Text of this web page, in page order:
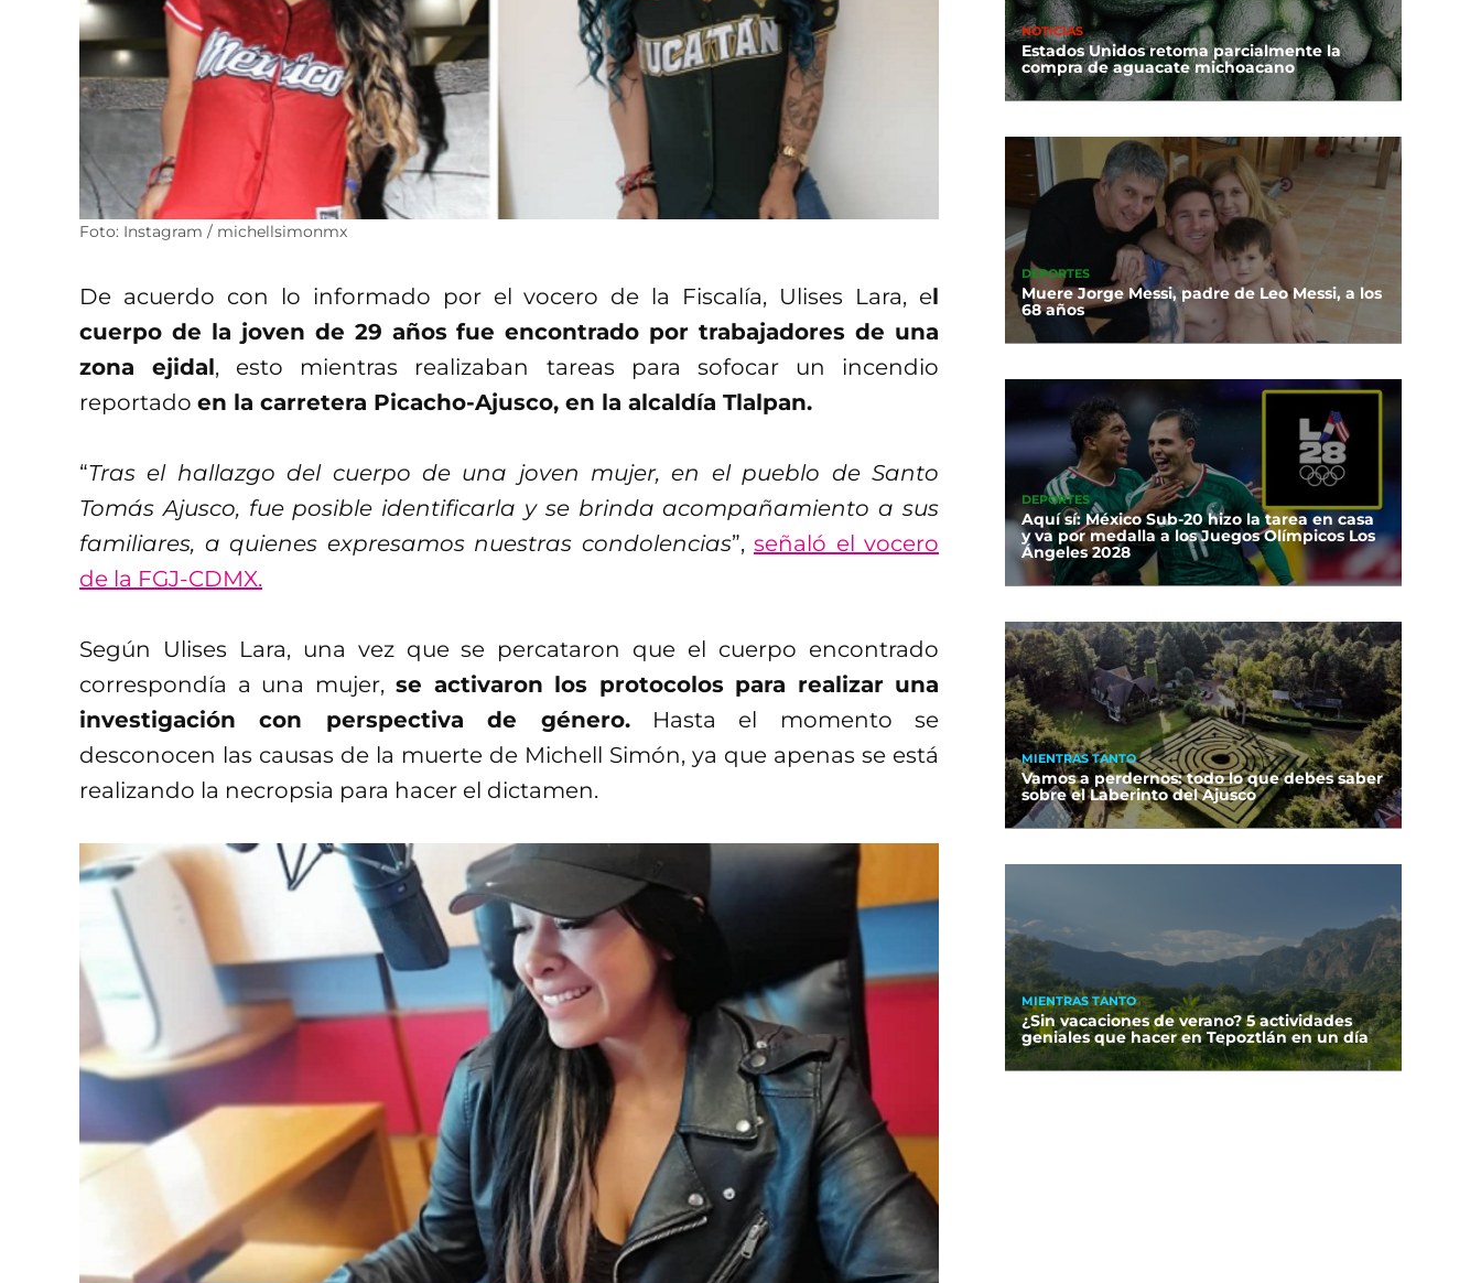
Foto: Instagram / michellsimonmx
De acuerdo con lo informado por el vocero de la Fiscalía, Ulises Lara, el
cuerpo de la joven de 29 años fue encontrado por trabajadores de una
zona ejidal, esto mientras realizaban tareas para sofocar un incendio
reportado en la carretera Picacho-Ajusco, en la alcaldía Tlalpan.
“Tras el hallazgo del cuerpo de una joven mujer, en el pueblo de Santo
Tomás Ajusco, fue posible identificarla y se brinda acompañamiento a sus
familiares, a quienes expresamos nuestras condolencias”, señaló el vocero
de la FGJ-CDMX.
Según Ulises Lara, una vez que se percataron que el cuerpo encontrado
correspondía a una mujer,se activaron los protocolos para realizar una
investigación con perspectiva de género.Hasta el momento se
desconocen las causas de la muerte de Michell Simón, ya que apenas se está
realizando la necropsia para hacer el dictamen.
NOTICIAS
Estados Unidos retoma parcialmente la
compra de aguacate michoacano
DEPORTES
Muere Jorge Messi, padre de Leo Messi, a los
68 años
DEPORTES
Aquí sí: México Sub-20 hizo la tarea en casa
y va por medalla a los Juegos Olímpicos Los
Ángeles 2028
MIENTRAS TANTO
Vamos a perdernos: todo lo que debes saber
sobre el Laberinto del Ajusco
MIENTRAS TANTO
¿Sin vacaciones de verano? 5 actividades
geniales que hacer en Tepoztlán en un día